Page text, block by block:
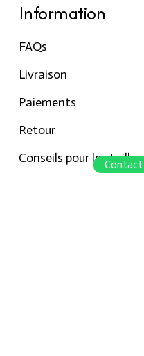
Information
FAQs
Livraison
Paiements
Retour
Conseils pour les tailles
Contact